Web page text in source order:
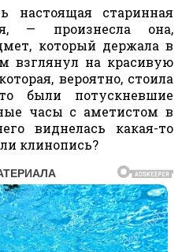
старинная
— произнесла она,
который держала в
взглянул на красивую
вероятно, стоила
были потускневшие
часы с аметистом в
виднелась какая-то
клинопись?